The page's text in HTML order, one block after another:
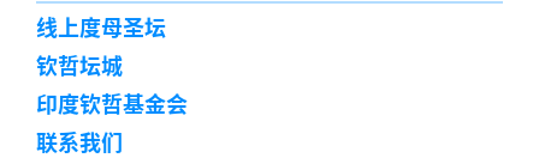
订
阅
线上度母圣坛
钦哲坛城
印度钦哲基金会
联系我们